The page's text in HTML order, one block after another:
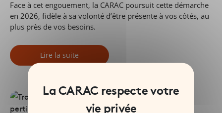
Face à cet engouement, la CARAC poursuit cette démarche
en 2026, fidèle à sa volonté d’être présente à vos côtés, au
plus près de vos besoins.
Lire la suite